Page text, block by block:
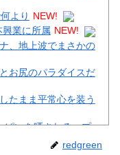
より NEW!
興業に所属 NEW!
、地上波でまさかの
お尻のパラダイスだ
たまま平常心を装う
ぱいを晒されるハプ
redgreen